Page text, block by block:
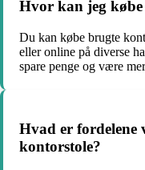
Hvor kan jeg
Du kan købe brugte
eller online på diverse
spare penge og være
Hvad er fordelene
kontorstole?